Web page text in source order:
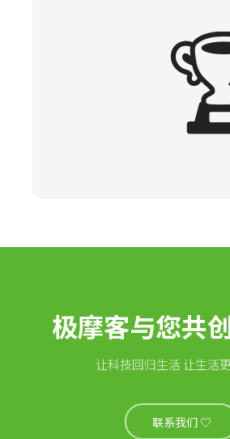
极摩客与您共
让科技回归生活 让生活
联系我们 ♡